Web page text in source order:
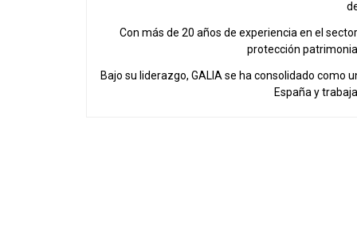
Con más de 20 años de experiencia en el
protección
Bajo su liderazgo, GALIA se ha consolidado
España y